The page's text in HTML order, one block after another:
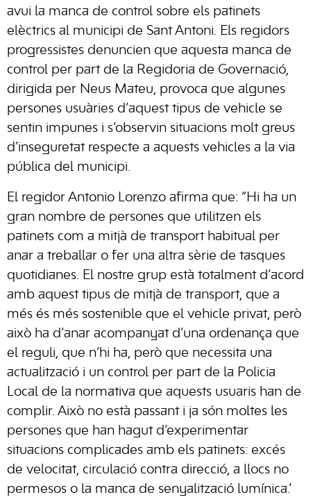
avui la manca de control sobre els patinets
elèctrics al municipi de Sant Antoni. Els regidors
progressistes denuncien que aquesta manca de
control per part de la Regidoria de Governació,
dirigida per Neus Mateu, provoca que algunes
persones usuàries d’aquest tipus de vehicle se
sentin impunes i s’observin situacions molt greus
d’inseguretat respecte a aquests vehicles a la via
pública del municipi.
El regidor Antonio Lorenzo afirma que: “ Hi ha un
gran nombre de persones que utilitzen els
patinets com a mitjà de transport habitual per
anar a treballar o fer una altra sèrie de tasques
quotidianes. El nostre grup està totalment d’acord
amb aquest tipus de mitjà de transport, que a
més és més sostenible que el vehicle privat, però
això ha d’anar acompanyat d’una ordenança que
el reguli, que n’hi ha, però que necessita una
actualització i un control per part de la Policia
Local de la normativa que aquests usuaris han de
complir. Això no està passant i ja són moltes les
persones que han hagut d’experimentar
situacions complicades amb els patinets: excés
de velocitat, circulació contra direcció, a llocs no
permesos o la manca de senyalització lumínica.‘